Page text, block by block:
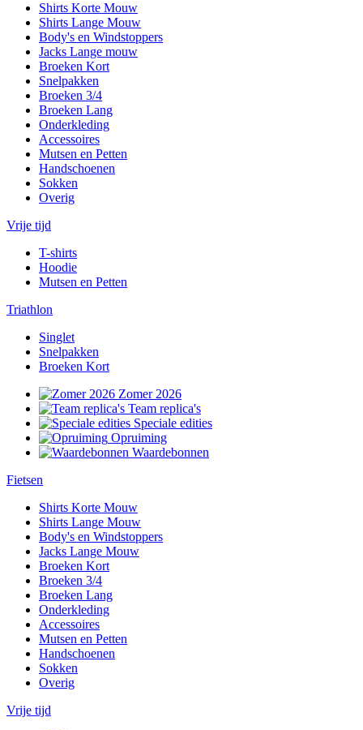
Shirts Korte Mouw
Shirts Lange Mouw
Body's en Windstoppers
Jacks Lange mouw
Broeken Kort
Snelpakken
Broeken 3/4
Broeken Lang
Onderkleding
Accessoires
Mutsen en Petten
Handschoenen
Sokken
Overig
Vrije tijd
T-shirts
Hoodie
Mutsen en Petten
Triathlon
Singlet
Snelpakken
Broeken Kort
Zomer 2026
Team replica's
Speciale edities
Opruiming
Waardebonnen
Fietsen
Shirts Korte Mouw
Shirts Lange Mouw
Body's en Windstoppers
Jacks Lange Mouw
Broeken Kort
Broeken 3/4
Broeken Lang
Onderkleding
Accessoires
Mutsen en Petten
Handschoenen
Sokken
Overig
Vrije tijd